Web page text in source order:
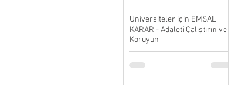
Üniversiteler için EMSAL
KARAR - Adaleti Çalıştırın ve
Koruyun